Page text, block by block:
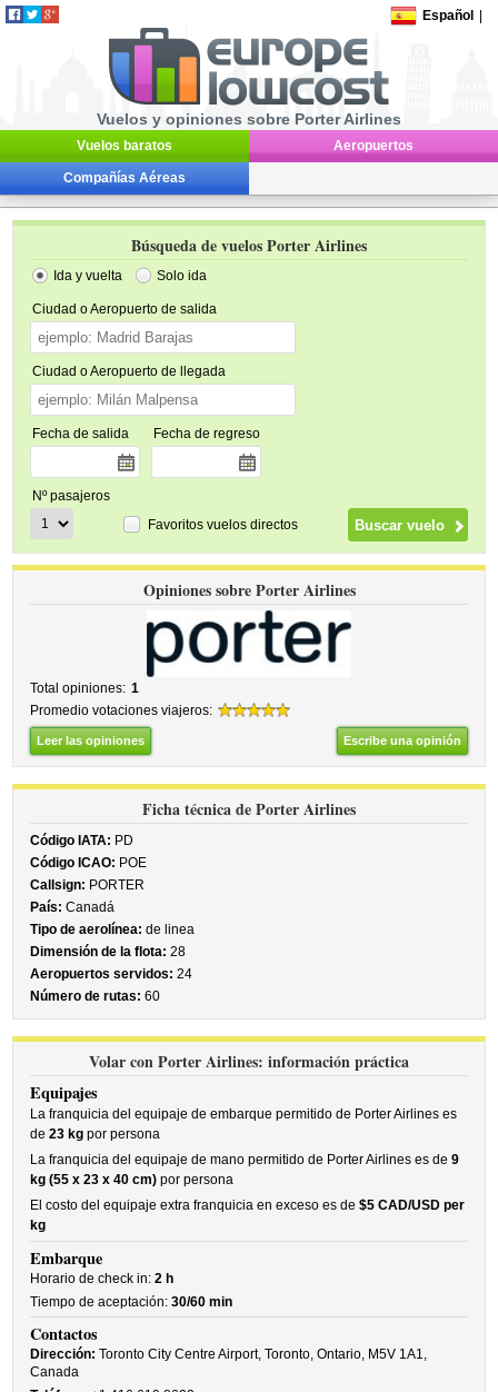
Español
Vuelos y opiniones sobre Porter Airlines
Vuelos baratos Aeropuertos
Compañías Aéreas
Búsqueda de vuelos Porter Airlines
Ida y vuelta Solo ida
Ciudad o Aeropuerto de salida
Ciudad o Aeropuerto de llegada
Fecha de salida Fecha de regreso
Nº pasajeros
Favoritos vuelos directos
Opiniones sobre Porter Airlines
Total opiniones: 1
Promedio votaciones viajeros:
Leer las opiniones Escribe una opinión
Ficha técnica de Porter Airlines
Código IATA: PD
Código ICAO: POE
Callsign: PORTER
País: Canadá
Tipo de aerolínea: de linea
Dimensión de la flota: 28
Aeropuertos servidos: 24
Número de rutas: 60
Volar con Porter Airlines: información práctica
Equipajes
La franquicia del equipaje de embarque permitido de Porter Airlines es
de23 kg por persona
La franquicia del equipaje de mano permitido de Porter Airlines es de9
kg (55 x 23 x 40 cm) por persona
El costo del equipaje extra franquicia en exceso es de$5 CAD/USD per
kg
Embarque
Horario de check in:2 h
Tiempo de aceptación:30/60 min
Contactos
Dirección: Toronto City Centre Airport, Toronto, Ontario, M5V 1A1,
Canada